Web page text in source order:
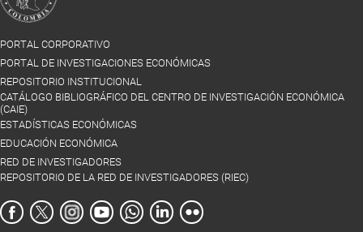
PORTAL CORPORATIVO
PORTAL DE INVESTIGACIONES ECONÓMICAS
REPOSITORIO INSTITUCIONAL
CATÁLOGO BIBLIOGRÁFICO DEL CENTRO DE INVESTIGACIÓN ECONÓMICA
(CAIE)
ESTADÍSTICAS ECONÓMICAS
EDUCACIÓN ECONÓMICA
RED DE INVESTIGADORES
REPOSITORIO DE LA RED DE INVESTIGADORES (RIEC)